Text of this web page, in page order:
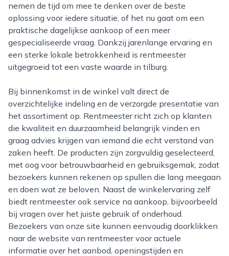
nemen de tijd om mee te denken over de beste
oplossing voor iedere situatie, of het nu gaat om een
praktische dagelijkse aankoop of een meer
gespecialiseerde vraag. Dankzij jarenlange ervaring en
een sterke lokale betrokkenheid is rentmeester
uitgegroeid tot een vaste waarde in tilburg.
Bij binnenkomst in de winkel valt direct de
overzichtelijke indeling en de verzorgde presentatie van
het assortiment op. Rentmeester richt zich op klanten
die kwaliteit en duurzaamheid belangrijk vinden en
graag advies krijgen van iemand die echt verstand van
zaken heeft. De producten zijn zorgvuldig geselecteerd,
met oog voor betrouwbaarheid en gebruiksgemak, zodat
bezoekers kunnen rekenen op spullen die lang meegaan
en doen wat ze beloven. Naast de winkelervaring zelf
biedt rentmeester ook service na aankoop, bijvoorbeeld
bij vragen over het juiste gebruik of onderhoud.
Bezoekers van onze site kunnen eenvoudig doorklikken
naar de website van rentmeester voor actuele
informatie over het aanbod, openingstijden en